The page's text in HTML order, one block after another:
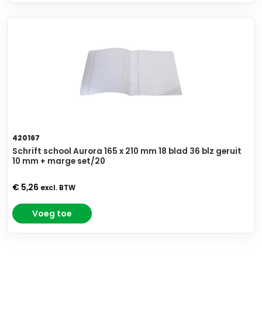
420167
Schrift school Aurora 165 x 210 mm 18 blad 36 blz geruit
10 mm + marge set/20
€ 5,26 excl. BTW
Voeg toe